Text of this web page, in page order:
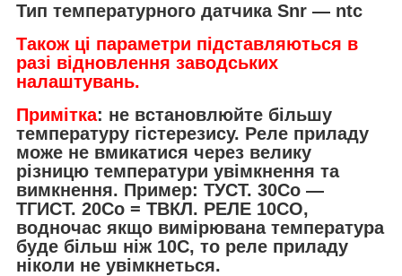
Тип температурного датчика Snr — ntc
Також ці параметри підставляються в
разі відновлення заводських
налаштувань.
Примітка: не встановлюйте більшу
температуру гістерезису. Реле приладу
може не вмикатися через велику
різницю температури увімкнення та
вимкнення. Пример: TУСТ. 30Со ―
TГИСТ. 20Со = TВКЛ. РЕЛЕ 10СО,
водночас якщо вимірювана температура
буде більш ніж 10С, то реле приладу
ніколи не увімкнеться.